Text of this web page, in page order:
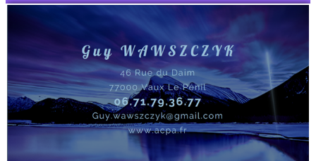
FORMATION